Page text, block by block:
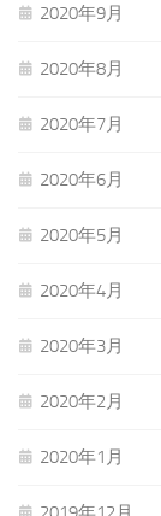
2020年9月
2020年8月
2020年7月
2020年6月
2020年5月
2020年4月
2020年3月
2020年2月
2020年1月